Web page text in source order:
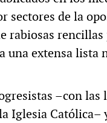
sectores de la
rabiosas
una extensa lista
–con las
Iglesia Católica–